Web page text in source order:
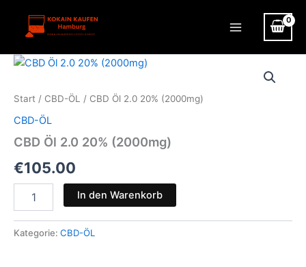
springen
Start / CBD-ÖL / CBD Öl 2.0 20% (2000mg)
CBD-ÖL
CBD Öl 2.0 20% (2000mg)
€105.00
20%
In den Warenkorb
Kategorie: CBD-ÖL